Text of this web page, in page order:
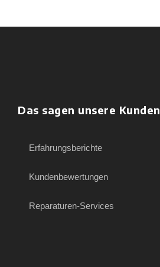
Das sagen unsere Kunden
Erfahrungsberichte
Kundenbewertungen
Reparaturen-Services